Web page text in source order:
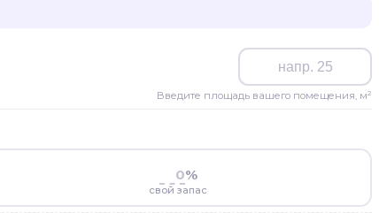
Введите площадь вашего помещения, м²
%
свой запас